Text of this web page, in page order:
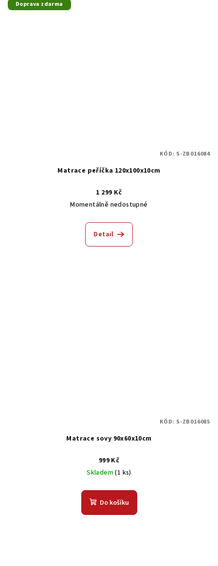
Doprava zdarma
Matrace peříčka 120x100x10cm
1 299 Kč
Momentálně nedostupné
Detail
KÓD: S-ZB016084
Matrace sovy 90x60x10cm
999 Kč
Skladem(1 ks)
Do košíku
KÓD: S-ZB016085